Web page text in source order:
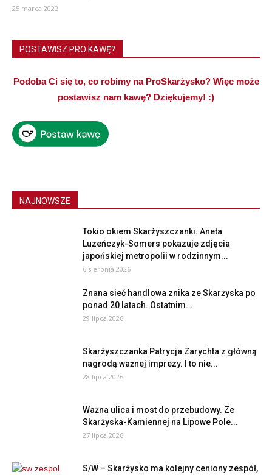
25 marca 2022
POSTAWISZ PRO KAWĘ?
Podoba Ci się to, co robimy na ProSkarżysko? Więc może
postawisz nam kawę? Dziękujemy! :)
NAJNOWSZE
Tokio okiem Skarżyszczanki. Aneta
Luzeńczyk-Somers pokazuje zdjęcia
japońskiej metropolii w rodzinnym...
6 sierpnia 2026
Znana sieć handlowa znika ze Skarżyska po
ponad 20 latach. Ostatnim...
29 lipca 2026
Skarżyszczanka Patrycja Zarychta z główną
nagrodą ważnej imprezy. I to nie...
28 lipca 2026
Ważna ulica i most do przebudowy. Ze
Skarżyska-Kamiennej na Lipowe Pole...
27 lipca 2026
S/W – Skarżysko ma kolejny ceniony zespół,